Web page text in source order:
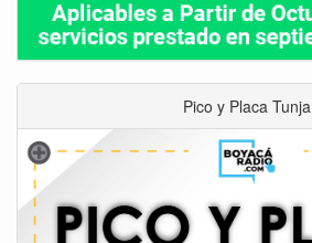
Pico y Placa Tunja